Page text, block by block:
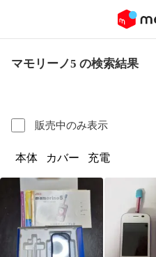
マモリーノ5 の検索結果
販売中のみ表示
本体 カバー 充電